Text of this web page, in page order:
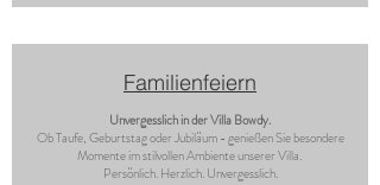
Familienfeiern
Unvergesslich in der Villa Bowdy.
Ob Taufe, Geburtstag oder Jubiläum - genießen Sie besondere
Momente im stilvollen Ambiente unserer Villa.
Persönlich. Herzlich. Unvergesslich.